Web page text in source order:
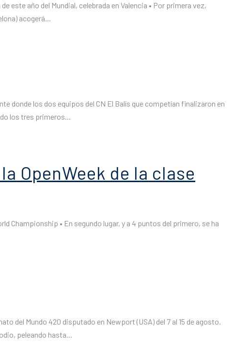
este año del Mundial, celebrada en Valencia • Por primera vez,
acogerá...
donde los dos equipos del CN El Balís que competían finalizaron en
los tres primeros...
OpenWeek de la clase
Championship • En segundo lugar, y a 4 puntos del primero, se ha
del Mundo 420 disputado en Newport (USA) del 7 al 15 de agosto.
peleando hasta...